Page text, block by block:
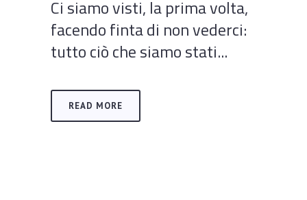
Ci siamo visti, la prima volta,
facendo finta di non vederci:
tutto ciò che siamo stati...
READ MORE